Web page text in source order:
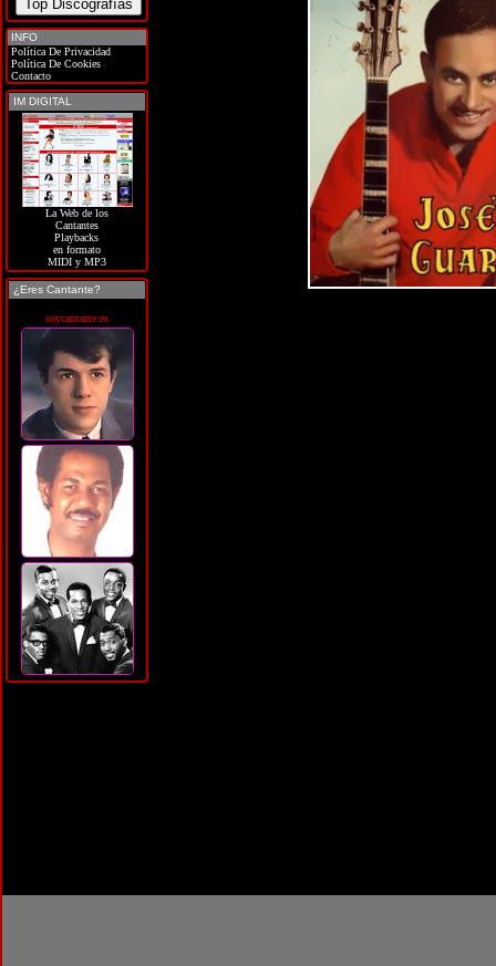
INFO
Política De Privacidad
Política De Cookies
Contacto
IM DIGITAL
La Web de los
Cantantes
Playbacks
en formato
MIDI y MP3
¿Eres Cantante?
soycantante.es